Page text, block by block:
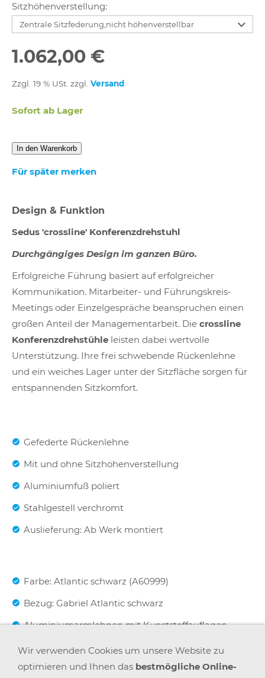
Sitzhöhenverstellung:
1.062,00 €
Zzgl. 19 % USt. zzgl. Versand
Sofort ab Lager
In den Warenkorb
Für später merken
Design & Funktion
Sedus 'crossline' Konferenzdrehstuhl
Durchgängiges Design im ganzen Büro.
Erfolgreiche Führung basiert auf erfolgreicher
Kommunikation. Mitarbeiter- und Führungskreis-
Meetings oder Einzelgespräche beanspruchen einen
großen Anteil der Managementarbeit. Die crossline
Konferenzdrehstühle leisten dabei wertvolle
Unterstützung. Ihre frei schwebende Rückenlehne
und ein weiches Lager unter der Sitzfläche sorgen für
entspannenden Sitzkomfort.
Gefederte Rückenlehne
Mit und ohne Sitzhöhenverstellung
Aluminiumfuß poliert
Stahlgestell verchromt
Auslieferung: Ab Werk montiert
Farbe: Atlantic schwarz (A60999)
Bezug: Gabriel Atlantic schwarz
Aluminiumarmlehnen mit Kunststoffauflagen
Füße mit Kunststoffgleiter
Wir verwenden Cookies um unsere Website zu
optimieren und Ihnen das bestmögliche Online-